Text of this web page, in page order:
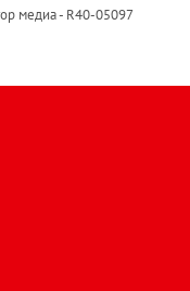
медиа - R40-05097